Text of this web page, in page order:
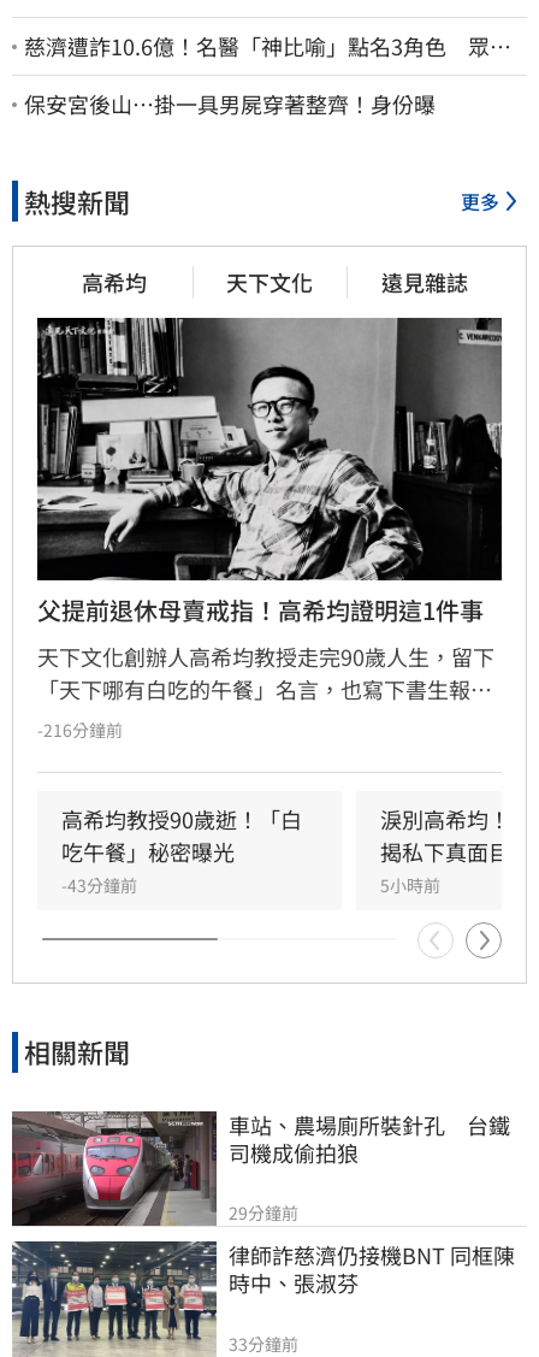
慈濟遭詐10.6億！名醫「神比喻」點名3角色 眾人
一看秒懂讚：好傳神
保安宮後山…掛一具男屍穿著整齊！身份曝
熱搜新聞 更多
高希均 天下文化 遠見雜誌
父提前退休母賣戒指！高希均證明這1件事
天下文化創辦人高希均教授走完90歲人生，留下
「天下哪有白吃的午餐」名言，也寫下書生報國
傳奇。13歲躲戰亂來台，一家七口擠在南港三坪
票」留學，改變一生。
-216分鐘前
高希均教授90歲逝！「白
吃午餐」秘密曝光
-43分鐘前
淚別高希均！
揭私下真面目
5小時前
相關新聞
車站、農場廁所裝針孔　台鐵
司機成偷拍狼
29分鐘前
律師詐慈濟仍接機BNT 同框陳
時中、張淑芬
33分鐘前